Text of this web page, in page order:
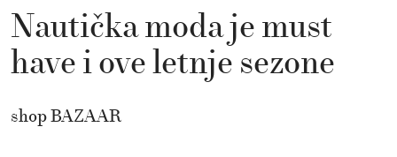
Nautička moda je must
have i ove letnje sezone
shop BAZAAR